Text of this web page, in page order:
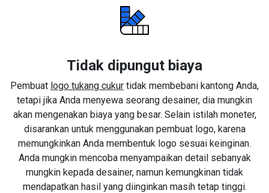
Tidak dipungut biaya
Pembuat logo tukang cukur tidak membebani kantong Anda,
tetapi jika Anda menyewa seorang desainer, dia mungkin
akan mengenakan biaya yang besar. Selain istilah moneter,
disarankan untuk menggunakan pembuat logo, karena
memungkinkan Anda membentuk logo sesuai keinginan.
Anda mungkin mencoba menyampaikan detail sebanyak
mungkin kepada desainer, namun kemungkinan tidak
mendapatkan hasil yang diinginkan masih tetap tinggi.